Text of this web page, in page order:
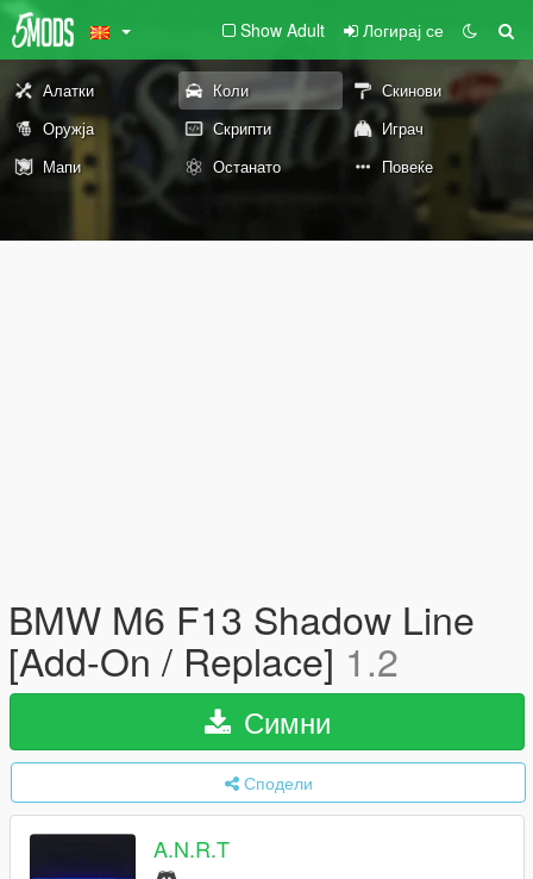
Show Adult Логирај се
Алатки Коли
Скинови
Оружја
Скрипти
Играч
Мапи
Останато Повеќе
BMW M6 F13 Shadow Line
[Add-On / Replace] 1.2
Симни
Сподели
A.N.R.T